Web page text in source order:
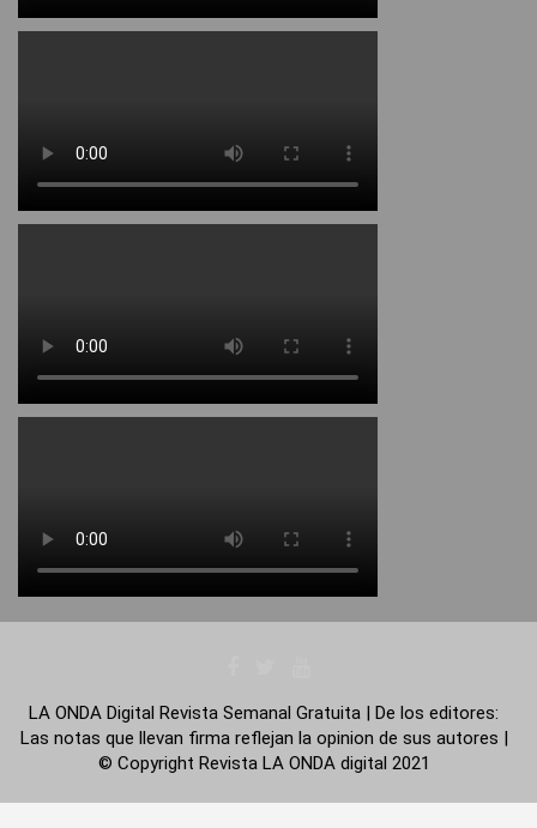
LA ONDA Digital Revista Semanal Gratuita | De los editores:
Las notas que llevan firma reflejan la opinion de sus autores |
© Copyright Revista LA ONDA digital 2021